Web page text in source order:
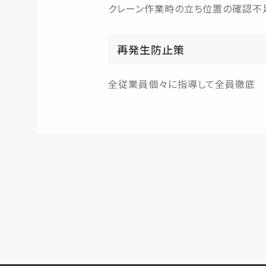
クレーン作業時の立ち位置の確認不
再発生防止策
全従業員個々に指導して全員徹底